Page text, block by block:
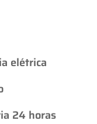
elétrica
24 horas